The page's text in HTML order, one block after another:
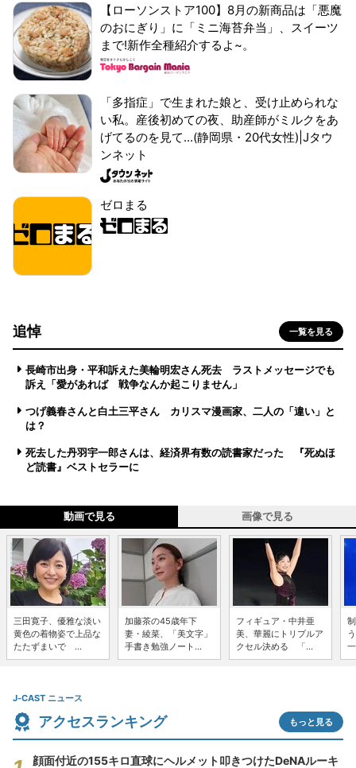
【ローソンストア100】8月の新商品は「悪魔
のおにぎり」に「ミニ海苔弁当」、スイーツ
まで!新作全種紹介するよ~。
「多指症」で生まれた娘と、受け止められな
い私。産後初めての夜、助産師がミルクをあ
げてるのを見て...(静岡県・20代女性)|Jタウ
ンネット
ゼロまる
追悼 一覧を見る
長崎市出身・平和訴えた美輪明宏さん死去 ラストメッセージでも
訴え「愛があれば 戦争なんか起こりません」
つげ義春さんと白土三平さん カリスマ漫画家、二人の「違い」と
は？
死去した丹羽宇一郎さんは、経済界有数の読書家だった 『死ぬほ
ど読書』ベストセラーに
動画で見る 画像で見る
三田寛子、優雅な淡い
黄色の着物姿で上品な
たたずまいで ...
加藤茶の45歳年下
妻・綾菜、「美文字」
手書き勉強ノート...
フィギュア・中井亜
美、華麗にトリプルア
クセル決める 「...
J-CAST ニュース
アクセスランキング もっと見る
顔面付近の155キロ直球にヘルメット叩きつけたDeNAルーキ